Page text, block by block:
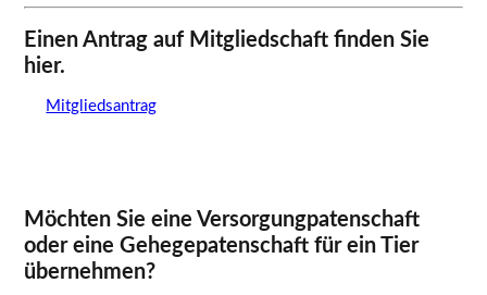
Einen Antrag auf Mitgliedschaft finden Sie
hier.
Mitgliedsantrag
Möchten Sie eine Versorgungpatenschaft
oder eine Gehegepatenschaft für ein Tier
übernehmen?